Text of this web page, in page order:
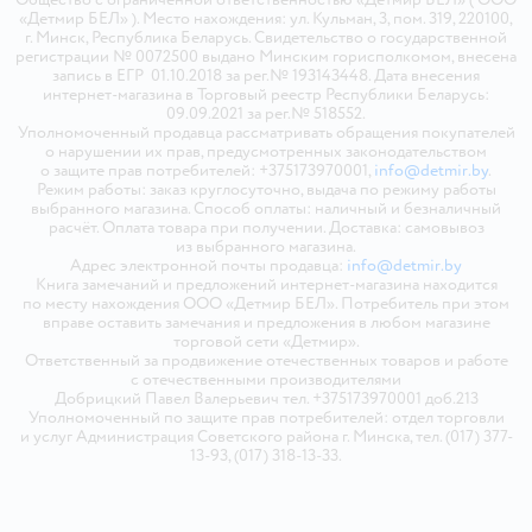
«Детмир БЕЛ» ). Место нахождения: ул. Кульман, 3, пом. 319, 220100,
г. Минск, Республика Беларусь. Свидетельство о государственной
регистрации № 0072500 выдано Минским горисполкомом, внесена
запись в ЕГР 01.10.2018 за рег.№ 193143448. Дата внесения
интернет-магазина в Торговый реестр Республики Беларусь:
09.09.2021 за рег.№ 518552.
Уполномоченный продавца рассматривать обращения покупателей
о нарушении их прав, предусмотренных законодательством
о защите прав потребителей: +375173970001, info@detmir.by.
Режим работы: заказ круглосуточно, выдача по режиму работы
выбранного магазина. Способ оплаты: наличный и безналичный
расчёт. Оплата товара при получении. Доставка: самовывоз
из выбранного магазина.
Адрес электронной почты продавца: info@detmir.by
Книга замечаний и предложений интернет-магазина находится
по месту нахождения ООО «Детмир БЕЛ». Потребитель при этом
вправе оставить замечания и предложения в любом магазине
торговой сети «Детмир».
Ответственный за продвижение отечественных товаров и работе
с отечественными производителями
Добрицкий Павел Валерьевич тел. +375173970001 доб.213
Уполномоченный по защите прав потребителей: отдел торговли
и услуг Администрация Советского района г. Минска, тел. (017) 377-
13-93, (017) 318-13-33.